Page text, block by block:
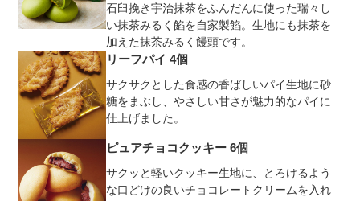
石臼挽き宇治抹茶をふんだんに使った瑞々し
い抹茶みるく餡を自家製餡。生地にも抹茶を
加えた抹茶みるく饅頭です。
リーフパイ 4個
サクサクとした食感の香ばしいパイ生地に砂
糖をまぶし、やさしい甘さが魅力的なパイに
仕上げました。
ピュアチョコクッキー 6個
サクッと軽いクッキー生地に、とろけるよう
な口どけの良いチョコレートクリームを入れ